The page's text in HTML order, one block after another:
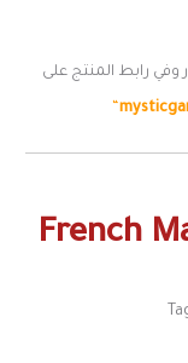
رابط المنتج على
“
French